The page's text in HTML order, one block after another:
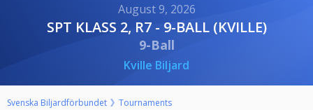
August 9, 2026
SPT KLASS 2, R7 - 9-BALL (KVILLE)
9-Ball
Kville Biljard
Svenska Biljardförbundet Tournaments